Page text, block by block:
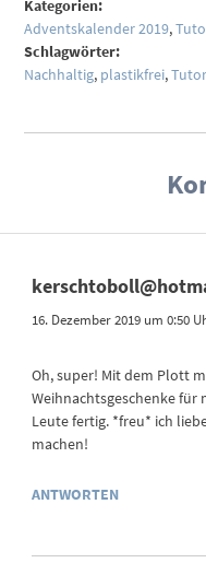
Kategorien:
Adventskalender 2019,
Schlagwörter:
Nachhaltig, plastikfrei,
16. Dezember 2019 um 0:50
Oh, super! Mit dem Plott
Weihnachtsgeschenke für
Leute fertig. *freu* ich
machen!
ANTWORTEN